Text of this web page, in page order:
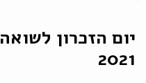
יום הזכרון
2021